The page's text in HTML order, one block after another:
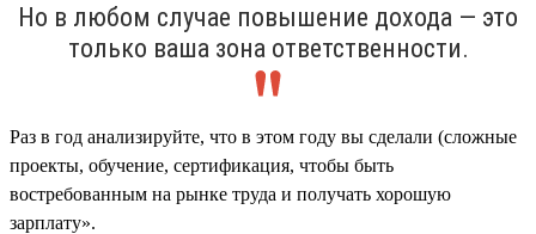
Но в любом случае повышение дохода — это
только ваша зона ответственности.
Раз в год анализируйте, что в этом году вы сделали (сложные
проекты, обучение, сертификация, чтобы быть
востребованным на рынке труда и получать хорошую
зарплату».